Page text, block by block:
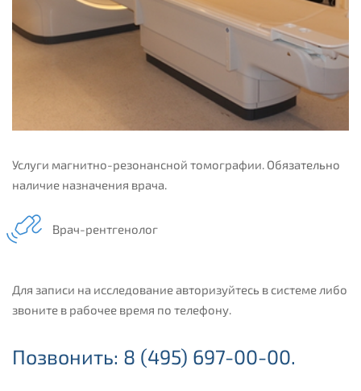
Услуги магнитно-резонансной томографии. Обязательно
наличие назначения врача.
Врач-рентгенолог
Для записи на исследование авторизуйтесь в системе либо
звоните в рабочее время по телефону.
Позвонить: 8 (495) 697-00-00.